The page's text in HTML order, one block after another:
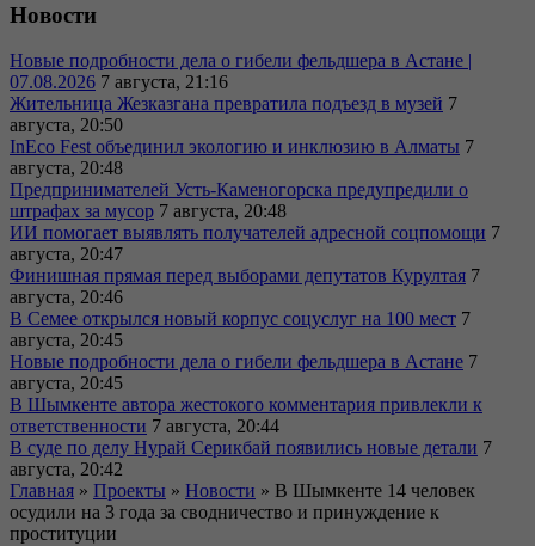
Новости
Новые подробности дела о гибели фельдшера в Астане |
07.08.2026 7 августа, 21:16
Жительница Жезказгана превратила подъезд в музей 7
августа, 20:50
InEco Fest объединил экологию и инклюзию в Алматы 7
августа, 20:48
Предпринимателей Усть-Каменогорска предупредили о
штрафах за мусор 7 августа, 20:48
ИИ помогает выявлять получателей адресной соцпомощи 7
августа, 20:47
Финишная прямая перед выборами депутатов Курултая 7
августа, 20:46
В Семее открылся новый корпус соцуслуг на 100 мест 7
августа, 20:45
Новые подробности дела о гибели фельдшера в Астане 7
августа, 20:45
В Шымкенте автора жестокого комментария привлекли к
ответственности 7 августа, 20:44
В суде по делу Нурай Серикбай появились новые детали 7
августа, 20:42
Главная » Проекты » Новости » В Шымкенте 14 человек
осудили на 3 года за сводничество и принуждение к
проституции